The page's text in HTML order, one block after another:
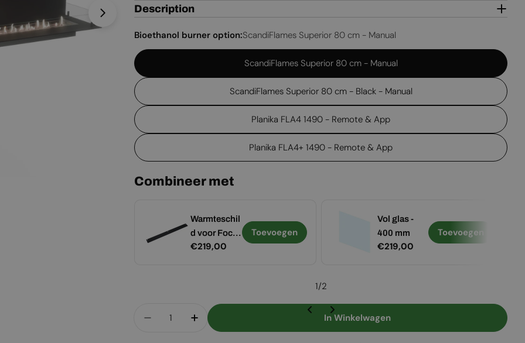
Open media 1 in een venster Open media 2
Description
Bioethanol burner option:ScandiFlames Superior 80 cm - Manual
ScandiFlames Superior 80 cm - Manual
ScandiFlames Superior 80 cm - Black - Manual
Planika FLA4 1490 - Remote & App
Planika FLA4+ 1490 - Remote & App
Combineer met
Warmteschil
d voor Foco
haarden
Normale
€219,00
Toevoegen
Vol glas -
400 mm
Normale
€219,00
Toevoegen
1/2
Aantal Verlagen Voor Foco Three 1800
Aantal Verhogen Voor Foco Three 1800
In Winkelwagen